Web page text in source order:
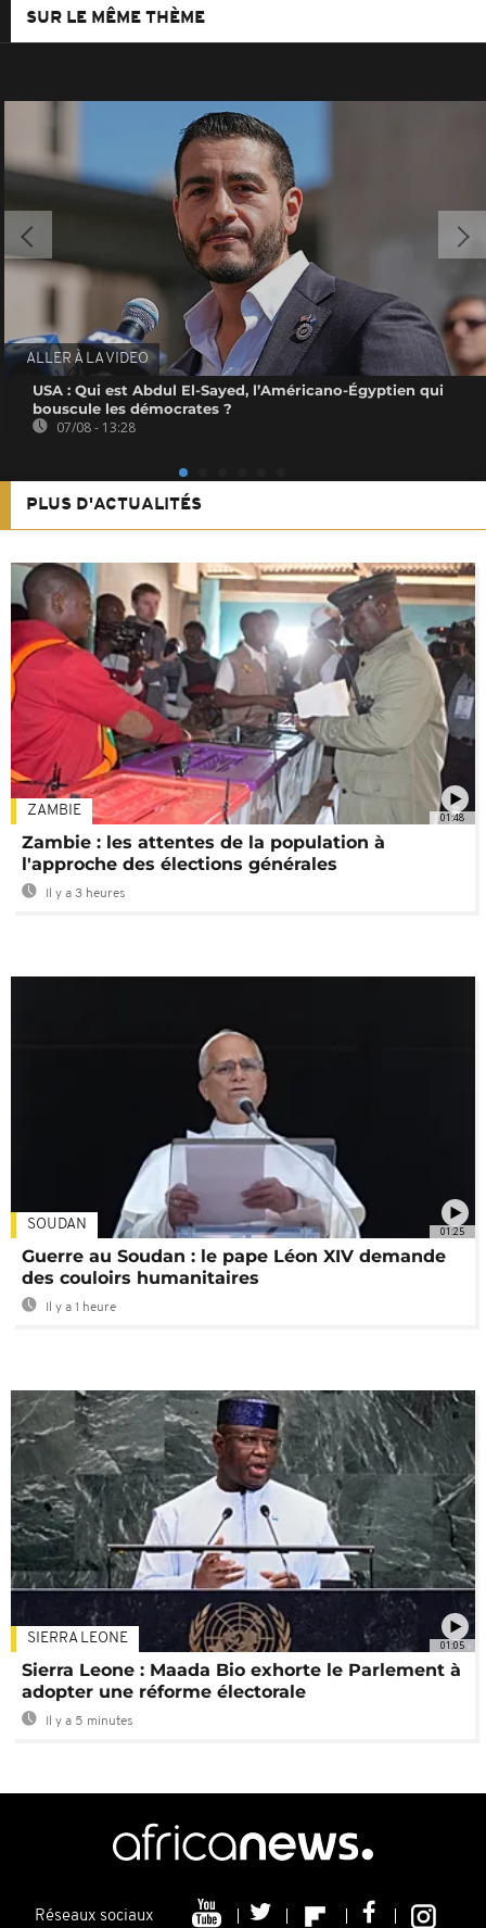
SUR LE MÊME THÈME
ALLER À LA VIDEO
USA : Qui est Abdul El-Sayed, l’Américano-Égyptien qui
bouscule les démocrates ?
07/08 - 13:28
PLUS D'ACTUALITÉS
01:48
ZAMBIE
Zambie : les attentes de la population à
l'approche des élections générales
Il y a 3 heures
01:25
SOUDAN
Guerre au Soudan : le pape Léon XIV demande
des couloirs humanitaires
Il y a 1 heure
01:05
SIERRA LEONE
Sierra Leone : Maada Bio exhorte le Parlement à
adopter une réforme électorale
Il y a 5 minutes
Réseaux sociaux